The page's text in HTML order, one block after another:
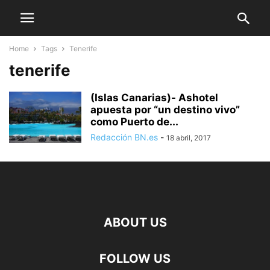
Home Tags Tenerife
tenerife
(Islas Canarias)- Ashotel
apuesta por “un destino vivo”
como Puerto de...
Redacción BN.es - 18 abril, 2017
ABOUT US
FOLLOW US